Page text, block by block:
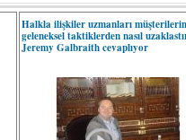
Halkla ilişkiler uzmanları
geleneksel taktiklerden nasıl
Jeremy Galbraith cevaplıyor